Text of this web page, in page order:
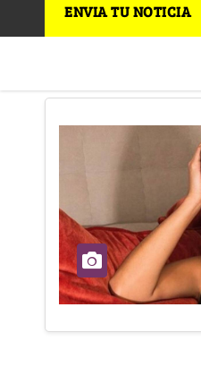
ENVIA TU NOTICIA